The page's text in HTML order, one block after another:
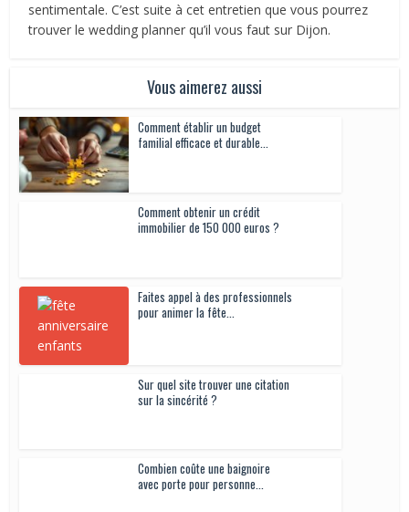
sentimentale. C’est suite à cet entretien que vous pourrez
trouver le wedding planner qu’il vous faut sur Dijon.
Vous aimerez aussi
Comment établir un budget
familial efficace et durable...
Comment obtenir un crédit
immobilier de 150 000 euros ?
Faites appel à des professionnels
pour animer la fête...
Sur quel site trouver une citation
sur la sincérité ?
Combien coûte une baignoire
avec porte pour personne...